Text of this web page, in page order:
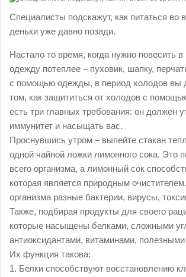
Специалисты подскажут, как питаться во
деньки уже давно позади.
Настало то время, когда нужно повесить
одежду потеплее – пуховик, шапку,
с помощью одежды, в период холодов вы
том, как защититься от холодов с
есть три главных требования: он должен
иммунитет и насыщать вас.
Проснувшись утром – выпейте стакан
одной чайной ложки лимонного сока. Это
всего организма, а лимонный сок
которая является природным
организма разные бактерии, вирусы,
Также, подбирая продукты для своего
которые насыщены белками, сложными
антиоксидантами, витаминами,
Их функция такова:
1. Белки способствуют восстановлению